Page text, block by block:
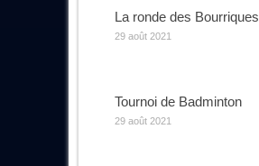
La ronde des Bourriques
29 août 2021
Tournoi de Badminton
29 août 2021